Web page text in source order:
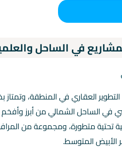
في الساحل
العقاري في المنطقة، وتمتاز
في الساحل الشمالي من أبرز
تحتية متطورة، ومجموعة من
الأبيض المتوسط.